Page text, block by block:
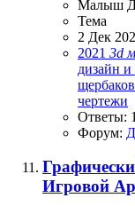
Малыш
Тема
2 Дек
2021 3d
дизайн
щербаков
чертежи
Ответы: 1
Форум:
Игровой